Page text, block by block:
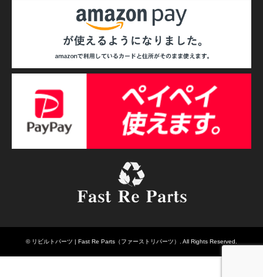
© リビルトパーツ | Fast Re Parts（ファーストリパーツ） . All Rights Reserved.